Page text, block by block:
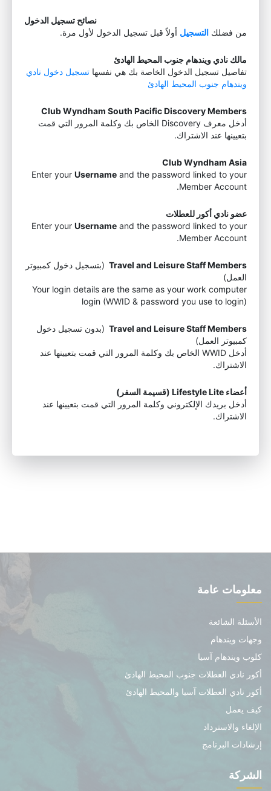
نصائح تسجيل الدخول
من فضلك التسجيل أولاً قبل تسجيل الدخول لأول مرة.
مالك نادي ويندهام جنوب المحيط الهادئ
تفاصيل تسجيل الدخول الخاصة بك هي نفسها تسجيل دخول نادي
ويندهام جنوب المحيط الهادئ
Club Wyndham South Pacific Discovery Members
أدخل معرف Discovery الخاص بك وكلمة المرور التي قمت
بتعيينها عند الاشتراك.
Club Wyndham Asia
Enter your Username and the password linked to your
Member Account.
عضو نادي أكور للعطلات
Enter your Username and the password linked to your
Member Account.
Travel and Leisure Staff Members (بتسجيل دخول كمبيوتر
العمل)
Your login details are the same as your work computer
login (WWID & password you use to login)
Travel and Leisure Staff Members (بدون تسجيل دخول
كمبيوتر العمل)
أدخل WWID الخاص بك وكلمة المرور التي قمت بتعيينها عند
الاشتراك.
أعضاء Lifestyle Lite (قسيمة السفر)
أدخل بريدك الإلكتروني وكلمة المرور التي قمت بتعيينها عند
الاشتراك.
معلومات عامة
الأسئلة الشائعة
وجهات ويندهام
كلوب ويندهام آسيا
أكور نادي العطلات جنوب المحيط الهادئ
أكور نادي العطلات آسيا والمحيط الهادئ
كيف يعمل
الإلغاء والاسترداد
إرشادات البرنامج
الشركة